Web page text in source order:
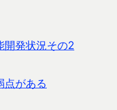
開発状況その2
点がある